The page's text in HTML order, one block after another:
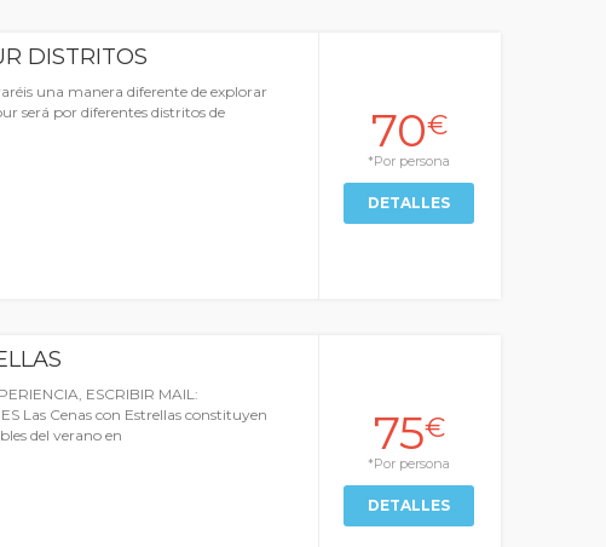
DISTRITOS
una manera diferente de explorar
será por diferentes distritos de
70€
*Por persona
DETALLES
ESCRIBIR MAIL:
Las Cenas con Estrellas constituyen
del verano en
75€
*Por persona
DETALLES